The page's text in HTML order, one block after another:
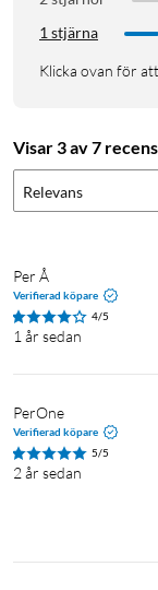
1 stjärna
Klicka ovan för
Visar 3 av 7
Relevans
Per Å
Verifierad köpare
4/5
1 år sedan
PerOne
Verifierad köpare
5/5
2 år sedan